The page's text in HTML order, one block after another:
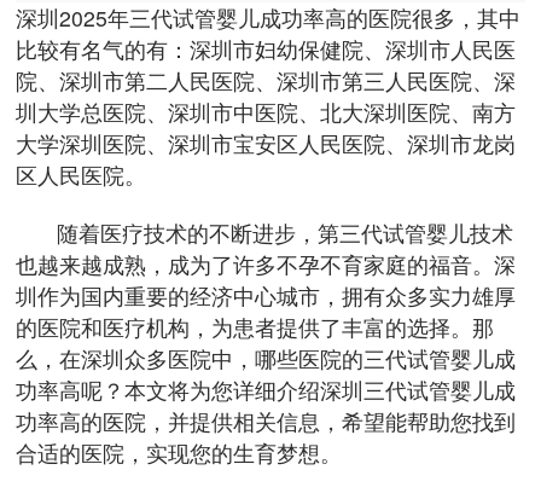
深圳2025年三代试管婴儿成功率高的医院很多，其中
比较有名气的有：深圳市妇幼保健院、深圳市人民医
院、深圳市第二人民医院、深圳市第三人民医院、深
圳大学总医院、深圳市中医院、北大深圳医院、南方
大学深圳医院、深圳市宝安区人民医院、深圳市龙岗
区人民医院。
随着医疗技术的不断进步，第三代试管婴儿技术
也越来越成熟，成为了许多不孕不育家庭的福音。深
圳作为国内重要的经济中心城市，拥有众多实力雄厚
的医院和医疗机构，为患者提供了丰富的选择。那
么，在深圳众多医院中，哪些医院的三代试管婴儿成
功率高呢？本文将为您详细介绍深圳三代试管婴儿成
功率高的医院，并提供相关信息，希望能帮助您找到
合适的医院，实现您的生育梦想。